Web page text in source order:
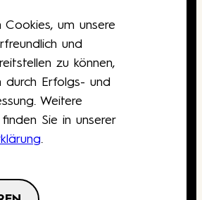
Cookies, um unsere
und
zu können,
durch Erfolgs- und
Weitere
Sie in unserer
.